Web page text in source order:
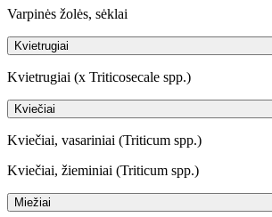
Varpinės žolės, sėklai
Kvietrugiai
Kvietrugiai (x Triticosecale spp.)
Kviečiai
Kviečiai, vasariniai (Triticum spp.)
Kviečiai, žieminiai (Triticum spp.)
Miežiai